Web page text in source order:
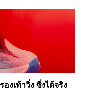
งเท้าวิ่ง ซิ่งได้จริง